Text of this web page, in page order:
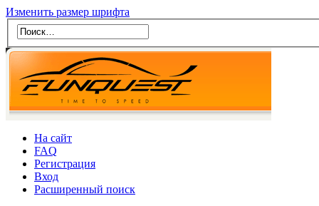
Изменить размер шрифта
На сайт
FAQ
Регистрация
Вход
Расширенный поиск